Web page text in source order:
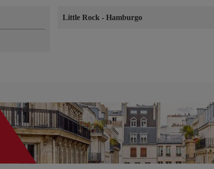
Little Rock - Hamburgo